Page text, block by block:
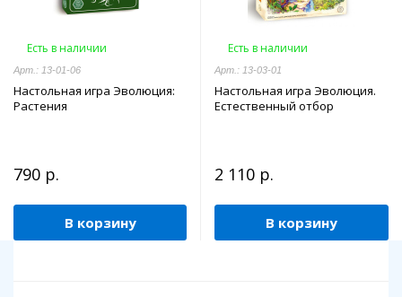
Есть в наличии
Арт.: 13-01-06
Настольная игра Эволюция:
Растения
790 р.
В корзину
Есть в наличии
Арт.: 13-03-01
Настольная игра Эволюция.
Естественный отбор
2 110 р.
В корзину